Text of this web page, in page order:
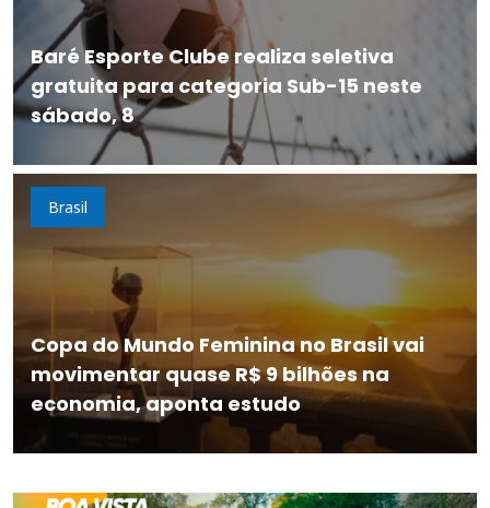
Baré Esporte Clube realiza seletiva
gratuita para categoria Sub-15 neste
sábado, 8
Brasil
Copa do Mundo Feminina no Brasil vai
movimentar quase R$ 9 bilhões na
economia, aponta estudo